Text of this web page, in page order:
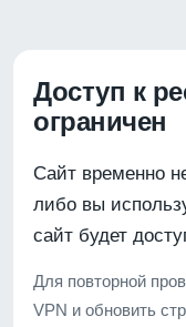
Доступ к
ограничен
Сайт временно
либо вы
сайт будет
Для повторной
VPN и обновить